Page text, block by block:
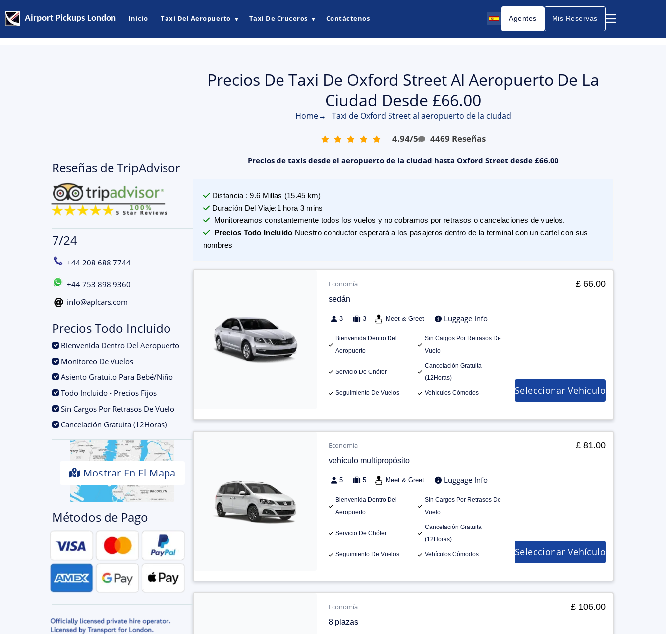
Airport Pickups London Inicio Taxi Del Aeropuerto ▼ Taxi De Cruceros ▼ Contáctenos Agentes Mis Reservas
Reseñas de TripAdvisor
7/24
+44 208 688 7744
+44 753 898 9360
info@aplcars.com
Precios Todo Incluido
Bienvenida Dentro Del Aeropuerto
Monitoreo De Vuelos
Asiento Gratuito Para Bebé/Niño
Todo Incluido - Precios Fijos
Sin Cargos Por Retrasos De Vuelo
Cancelación Gratuita (12Horas)
Mostrar En El Mapa
Métodos de Pago
Precios De Taxi De Oxford Street Al Aeropuerto De La
Ciudad Desde £66.00
Home→ Taxi de Oxford Street al aeropuerto de la ciudad
4.94/5 4469 Reseñas
Precios de taxis desde el aeropuerto de la ciudad hasta Oxford Street desde £66.00
Distancia :9.6 Millas (15.45 km)
Duración Del Viaje:1 hora 3 mins
Monitoreamos constantemente todos los vuelos y no cobramos por retrasos o cancelaciones de vuelos.
Precios Todo Incluido Nuestro conductor esperará a los pasajeros dentro de la terminal con un cartel con sus
nombres
Economía
sedán
3 3 Meet & Greet Luggage Info
Bienvenida Dentro Del
Aeropuerto
Sin Cargos Por Retrasos De
Vuelo
Servicio De Chófer
Cancelación Gratuita
(12Horas)
Seguimiento De Vuelos Vehículos Cómodos
£ 66.00
Seleccionar Vehículo
Economía
vehículo multipropósito
5 5 Meet & Greet Luggage Info
Bienvenida Dentro Del
Aeropuerto
Sin Cargos Por Retrasos De
Vuelo
Servicio De Chófer
Cancelación Gratuita
(12Horas)
Seguimiento De Vuelos Vehículos Cómodos
£ 81.00
Seleccionar Vehículo
Economía
8 plazas
£ 106.00